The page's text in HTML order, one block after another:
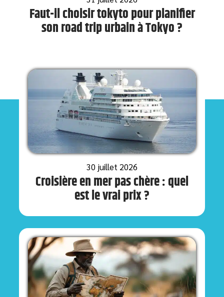
Faut-il choisir tokyto pour planifier
son road trip urbain à Tokyo ?
30 juillet 2026
Croisière en mer pas chère : quel
est le vrai prix ?